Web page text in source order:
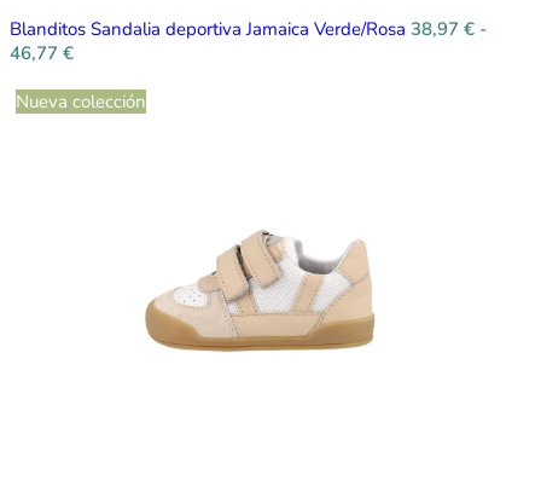
Blanditos Sandalia deportiva Jamaica Verde/Rosa 38,97 € -
46,77 €
Nueva colección